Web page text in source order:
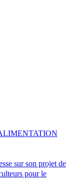
sur son projet de
pour le